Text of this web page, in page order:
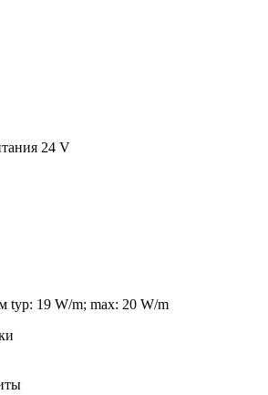
24 V
typ: 19 W/m; max: 20 W/m